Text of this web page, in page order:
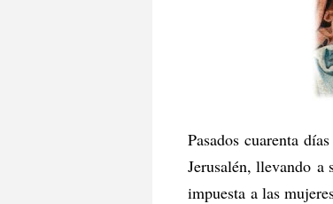
Pasados cuarenta
Jerusalén, llevando
impuesta a las